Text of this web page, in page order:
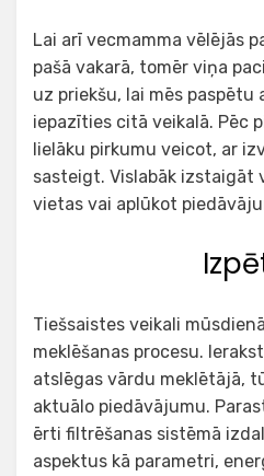
Lai arī vecmamma vēlējās
pašā vakarā, tomēr viņa
uz priekšu, lai mēs paspētu
iepazīties citā veikalā. Pēc
lielāku pirkumu veicot, ar
sasteigt. Vislabāk izstaigāt
vietas vai aplūkot
Tiešsaistes veikali
meklēšanas procesu.
atslēgas vārdu meklētājā,
aktuālo piedāvājumu.
ērti filtrēšanas sistēmā
aspektus kā parametri,